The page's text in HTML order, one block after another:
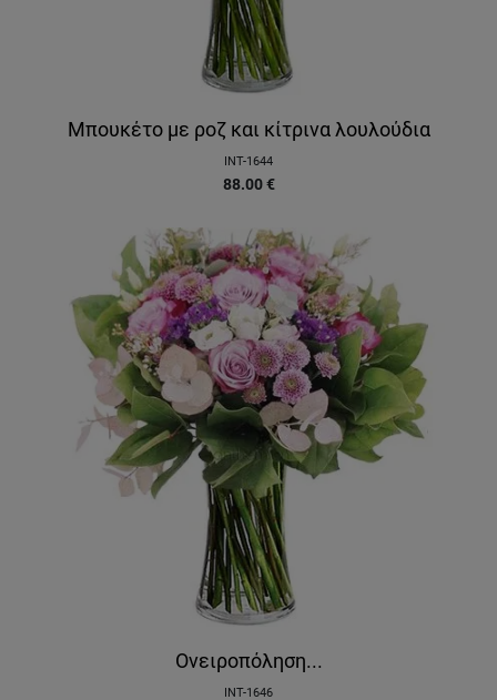
Μπουκέτο με ροζ και κίτρινα λουλούδια
INT-1644
88.00 €
Ονειροπόληση...
INT-1646